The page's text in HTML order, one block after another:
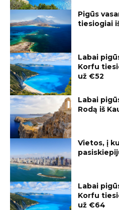
Pigūs
tiesiogiai
Labai
Korfu
už €52
Labai
Rodą iš
Vietos, į
Labai
Korfu
už €64